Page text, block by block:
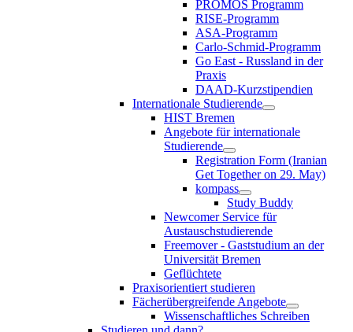
PROMOS Programm
RISE-Programm
ASA-Programm
Carlo-Schmid-Programm
Go East - Russland in der
Praxis
DAAD-Kurzstipendien
Internationale Studierende
HIST Bremen
Angebote für internationale
Studierende
Registration Form (Iranian
Get Together on 29. May)
kompass
Study Buddy
Newcomer Service für
Austauschstudierende
Freemover - Gaststudium an der
Universität Bremen
Geflüchtete
Praxisorientiert studieren
Fächerübergreifende Angebote
Wissenschaftliches Schreiben